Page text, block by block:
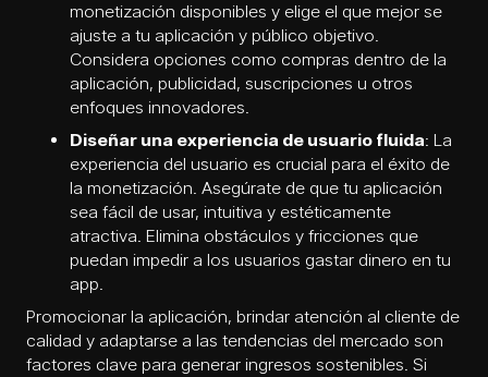
monetización disponibles y elige el que mejor se
ajuste a tu aplicación y público objetivo.
Considera opciones como compras dentro de la
aplicación, publicidad, suscripciones u otros
enfoques innovadores.
Diseñar una experiencia de usuario fluida: La
experiencia del usuario es crucial para el éxito de
la monetización. Asegúrate de que tu aplicación
sea fácil de usar, intuitiva y estéticamente
atractiva. Elimina obstáculos y fricciones que
puedan impedir a los usuarios gastar dinero en tu
app.
Promocionar la aplicación, brindar atención al cliente de
calidad y adaptarse a las tendencias del mercado son
factores clave para generar ingresos sostenibles. Si